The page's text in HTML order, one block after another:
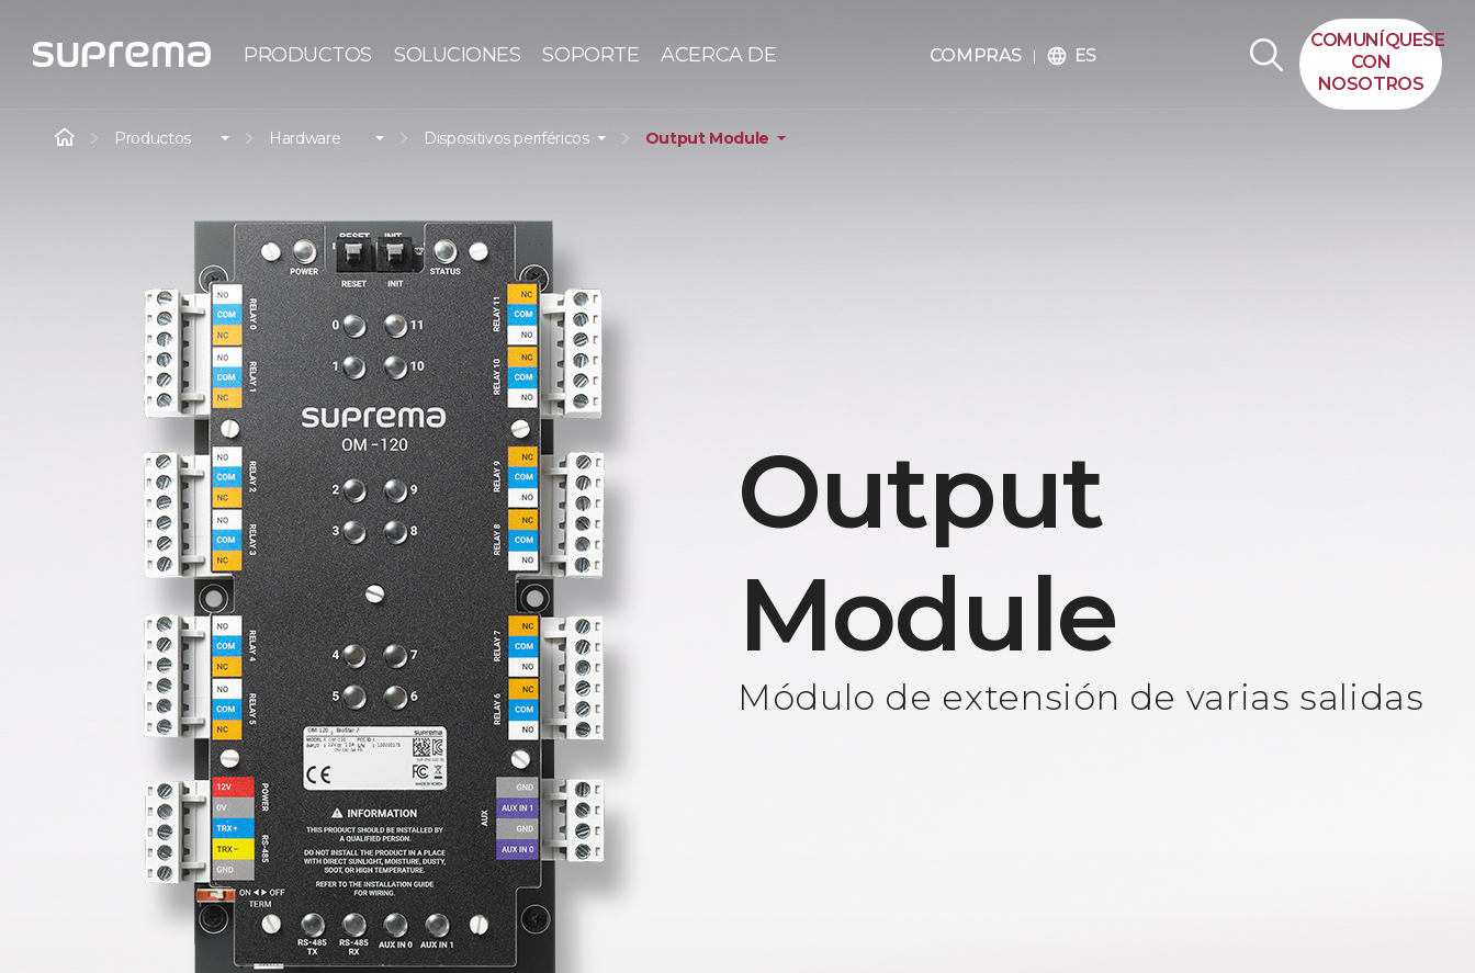
PRODUCTOS SOLUCIONES SOPORTE ACERCA DE COMPRAS language ES
COMUNÍQUESE
CON
NOSOTROS
Output
Module
Módulo de extensión de varias salidas
Productos Hardware Dispositivos periféricos Output Module